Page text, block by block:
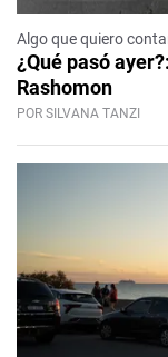
Algo que quiero
¿Qué pasó
Rashomon
POR SILVANA TANZI